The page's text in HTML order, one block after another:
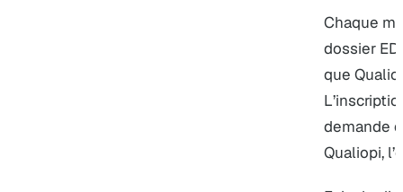
Chaque
dossier
que
demande
Qualiopi,